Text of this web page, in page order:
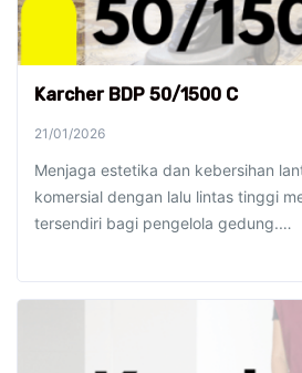
Karcher BDP 50/1500 C
21/01/2026
Menjaga estetika dan kebersihan
komersial dengan lalu lintas tinggi
tersendiri bagi pengelola gedung.…